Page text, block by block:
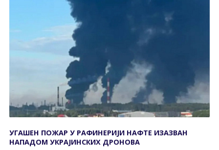
УГАШЕН ПОЖАР У РАФИНЕРИЈИ НАФТЕ ИЗАЗВАН
НАПАДОМ УКРАЈИНСКИХ ДРОНОВА